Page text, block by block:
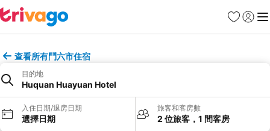
我的最愛
登入 選
查看所有鬥六市住宿
目的地
Huquan Huayuan Hotel
入住日期/退房日期
選擇日期
旅客和客房數
2 位旅客，1 間客房